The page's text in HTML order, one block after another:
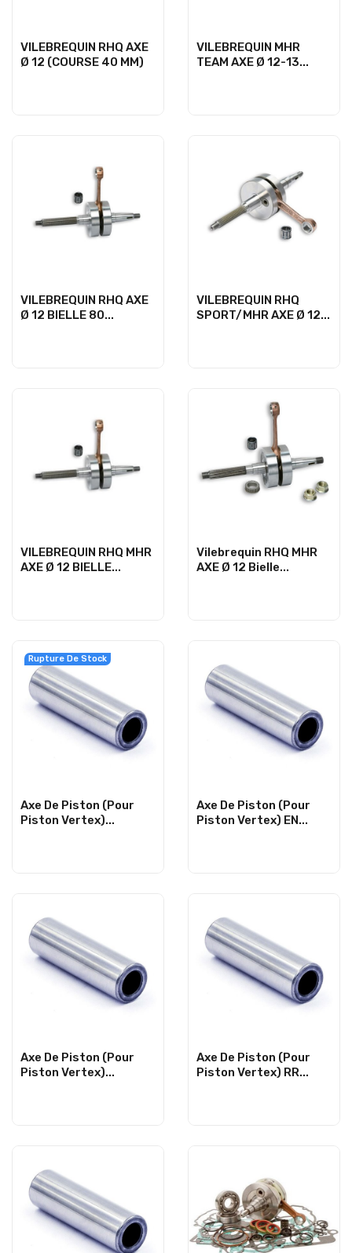
VILEBREQUIN RHQ AXE
Ø 12 (COURSE 40 MM)
VILEBREQUIN MHR
TEAM AXE Ø 12-13...
VILEBREQUIN RHQ AXE
Ø 12 BIELLE 80...
VILEBREQUIN RHQ
SPORT/MHR AXE Ø 12...
VILEBREQUIN RHQ MHR
AXE Ø 12 BIELLE...
Vilebrequin RHQ MHR
AXE Ø 12 Bielle...
Rupture De Stock
Axe De Piston (Pour
Piston Vertex)...
Axe De Piston (Pour
Piston Vertex) EN...
Axe De Piston (Pour
Piston Vertex)...
Axe De Piston (Pour
Piston Vertex) RR...